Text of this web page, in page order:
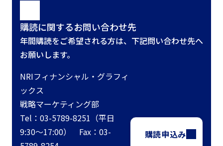
購読に関するお問い合わせ先
年間購読をご希望される方は、下記問い合わせ先へ
お願いします。
NRIフィナンシャル・グラフィ
ックス
戦略マーケティング部
Tel：03-5789-8251（平日
9:30～17:00） Fax：03-
購読申込み